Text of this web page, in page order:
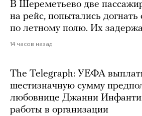
В Шереметьево две
на рейс, попытались догнать
по летному полю. Их
14 часов назад
The Telegraph: УЕФА
шестизначную сумму
любовнице Джанни
работы в организации